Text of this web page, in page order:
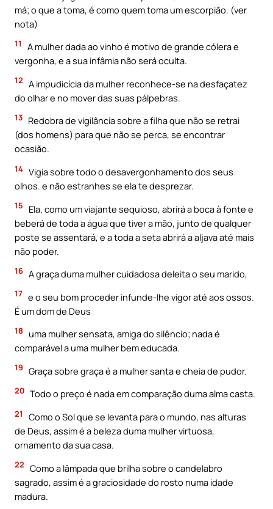
má; o que a toma, é como quem toma um escorpião. (ver
nota)
11
A mulher dada ao vinho é motivo de grande cólera e
vergonha, e a sua infâmia não será oculta.
12 A impudicícia da mulher reconhece-se na desfaçatez
do olhar e no mover das suas pálpebras.
13 Redobra de vigilância sobre a filha que não se retrai
(dos homens) para que não se perca, se encontrar
ocasião.
14 Vigia sobre todo o desavergonhamento dos seus
olhos. e não estranhes se ela te desprezar.
15
Ela, como um viajante sequioso, abrirá a boca à fonte e
beberá de toda a água que tiver a mão, junto de qualquer
poste se assentará, e a toda a seta abrirá a aljava até mais
não poder.
16 A graça duma mulher cuidadosa deleita o seu marido,
17 e o seu bom proceder infunde-lhe vigor até aos ossos.
É um dom de Deus
18 uma mulher sensata, amiga do silêncio; nada é
comparável a uma mulher bem educada.
19 Graça sobre graça é a mulher santa e cheia de pudor.
20 Todo o preço é nada em comparação duma alma casta.
21
Como o Sol que se levanta para o mundo, nas alturas
de Deus, assim é a beleza duma mulher virtuosa,
ornamento da sua casa.
22 Como a lâmpada que brilha sobre o candelabro
sagrado, assim é a graciosidade do rosto numa idade
madura.